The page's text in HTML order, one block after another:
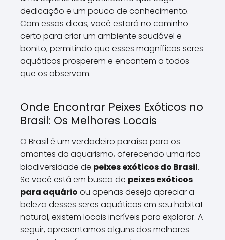
dedicação e um pouco de conhecimento.
Com essas dicas, você estará no caminho
certo para criar um ambiente saudável e
bonito, permitindo que esses magníficos seres
aquáticos prosperem e encantem a todos
que os observam.
Onde Encontrar Peixes Exóticos no
Brasil: Os Melhores Locais
O Brasil é um verdadeiro paraíso para os
amantes da aquarismo, oferecendo uma rica
biodiversidade de peixes exóticos do Brasil.
Se você está em busca de peixes exóticos
para aquário ou apenas deseja apreciar a
beleza desses seres aquáticos em seu habitat
natural, existem locais incríveis para explorar. A
seguir, apresentamos alguns dos melhores